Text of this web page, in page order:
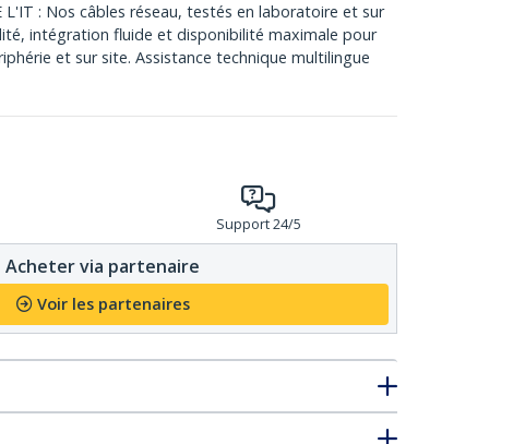
L'IT : Nos câbles réseau, testés en laboratoire et sur
intégration fluide et disponibilité maximale pour
et sur site. Assistance technique multilingue
Support 24/5
Acheter via partenaire
Voir les partenaires